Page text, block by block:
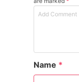
Name *